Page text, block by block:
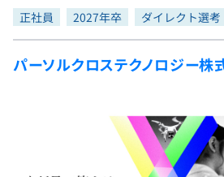
インターン
新卒エージェント
問題集
4択課題
プログラミング言語
再チャレンジ結果一覧
ゲーム・マンガ
正社員 2027年卒 ダイレクト選考
パーソルクロステクノロジー株